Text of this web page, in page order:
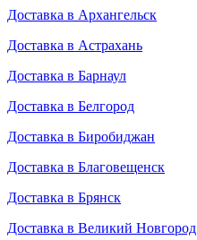
Доставка в Архангельск
Доставка в Астрахань
Доставка в Барнаул
Доставка в Белгород
Доставка в Биробиджан
Доставка в Благовещенск
Доставка в Брянск
Доставка в Великий Новгород